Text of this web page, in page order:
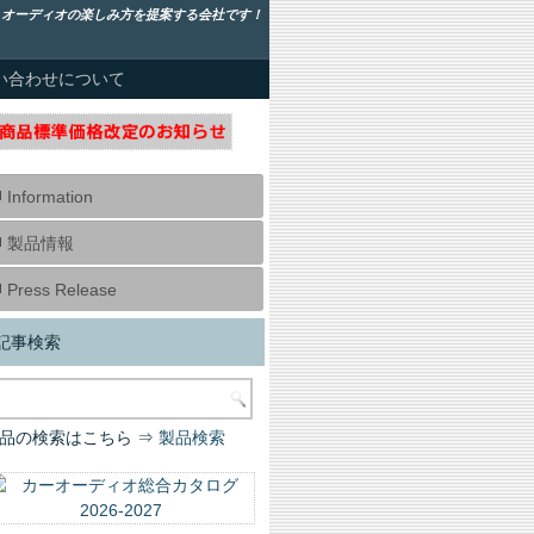
ーディオの楽しみ方を提案する会社です！
合わせについて
Information
製品情報
Press Release
事検索
の検索はこちら ⇒ 製品検索